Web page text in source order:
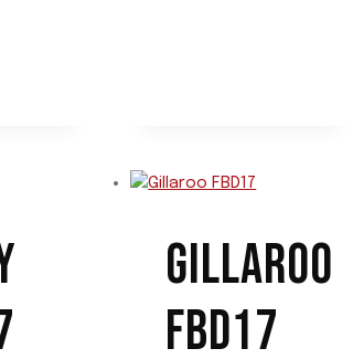
página
producto
GILLAROO
FBD17